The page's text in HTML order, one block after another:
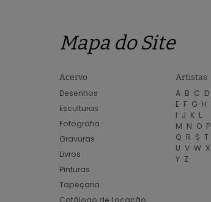
Mapa do Site
Acervo
Desenhos
Esculturas
Fotografia
Gravuras
Livros
Pinturas
Tapeçaria
Catálogo de Locação
Artistas
A B C D
E F G H
I J K L
M N O P
Q R S T
U V W X
Y Z